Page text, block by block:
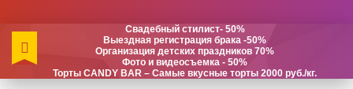
Свадебный стилист- 50%
Выездная регистрация брака -50%
Организация детских праздников 70%
Фото и видеосъемка - 50%
Торты CANDY BAR – Самые вкусные торты 2000 руб./кг.